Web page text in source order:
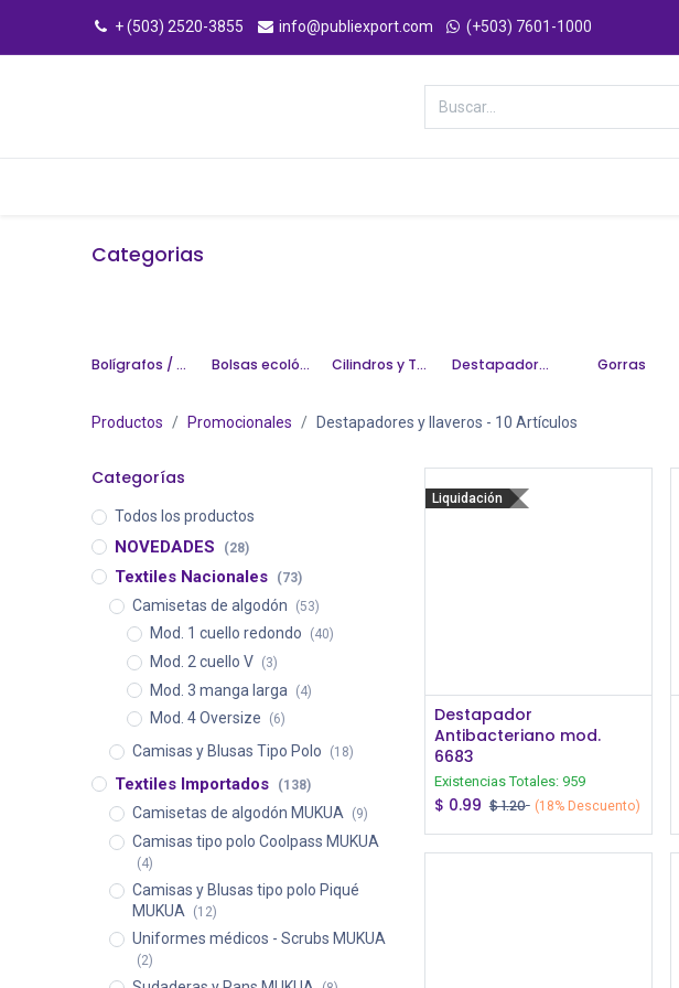
+ (503) 2520-3855 info@publiexport.com (+503) 7601-1000
Categorias
Bolígrafos / Escritura Bolsas ecológicas Cilindros y Tazas Destapadores y llaveros Gorras
Productos Promocionales Destapadores y llaveros - 10 Artículos
Categorías
Todos los productos
NOVEDADES (28)
Textiles Nacionales (73)
Camisetas de algodón (53)
Mod. 1 cuello redondo (40)
Mod. 2 cuello V (3)
Mod. 3 manga larga (4)
Mod. 4 Oversize (6)
Camisas y Blusas Tipo Polo (18)
Textiles Importados (138)
Camisetas de algodón MUKUA (9)
Camisas tipo polo Coolpass MUKUA
(4)
Camisas y Blusas tipo polo Piqué
MUKUA
(12)
Uniformes médicos - Scrubs MUKUA
(2)
Liquidación
Iniciar Sesión
Destapador
Antibacteriano mod.
6683
Existencias Totales: 959
$ 0.99 $1.20 (18% Descuento)